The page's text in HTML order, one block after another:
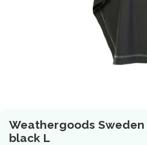
Weathergoods
black L